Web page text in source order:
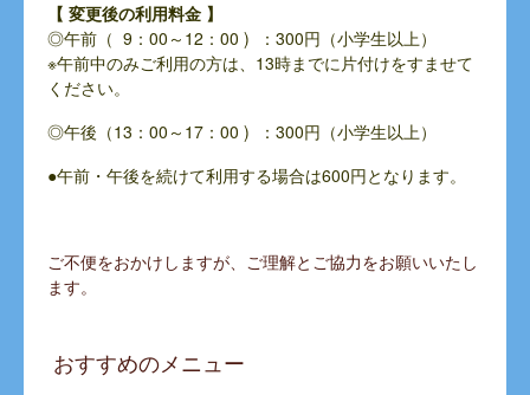
【 変更後の利用料金 】
◎午前（ 9：00～12：00 ) ：300円（小学生以上）
※午前中のみご利用の方は、13時までに片付けをすませて
ください。
◎午後（13：00～17：00 ) ：300円（小学生以上）
●午前・午後を続けて利用する場合は600円となります。
ご不便をおかけしますが、ご理解とご協力をお願いいたし
ます。
おすすめのメニュー